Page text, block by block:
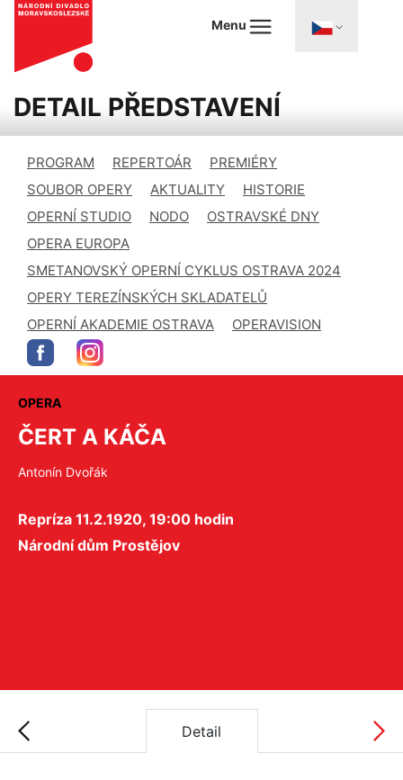
Menu
DETAIL PŘEDSTAVENÍ
PROGRAM REPERTOÁR
PREMIÉRY
SOUBOR OPERY
AKTUALITY
HISTORIE
OPERNÍ STUDIO
NODO
OSTRAVSKÉ DNY
OPERA EUROPA
SMETANOVSKÝ OPERNÍ CYKLUS OSTRAVA 2024
OPERY TEREZÍNSKÝCH SKLADATELŮ
OPERNÍ AKADEMIE OSTRAVA
OPERAVISION
OPERA
ČERT A KÁČA
Antonín Dvořák
Repríza 11.2.1920, 19:00 hodin
Národní dům Prostějov
Detail